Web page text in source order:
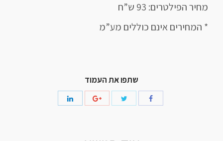
מחיר הפילטרים: 93 ש”ח
* המחירים אינם כוללים מע”מ
שתפו את העמוד